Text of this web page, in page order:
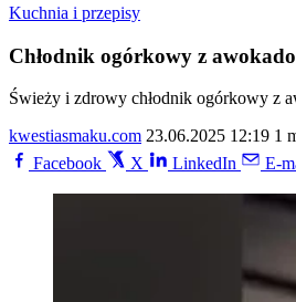
Kuchnia i przepisy
Chłodnik ogórkowy z awokado
Świeży i zdrowy chłodnik ogórkowy z
kwestiasmaku.com 23.06.2025 12:19 1
Facebook
X LinkedIn E-